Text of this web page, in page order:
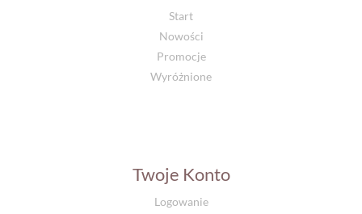
Start
Nowości
Promocje
Wyróżnione
Twoje Konto
Logowanie